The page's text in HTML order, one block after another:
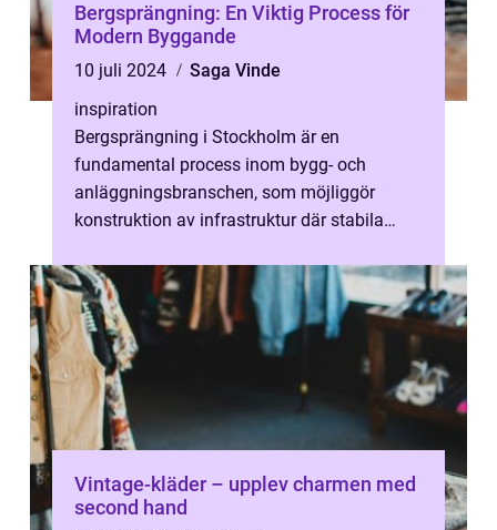
Bergsprängning: En Viktig Process för
Modern Byggande
10 juli 2024
Saga Vinde
inspiration
Bergsprängning i Stockholm är en
fundamental process inom bygg- och
anläggningsbranschen, som möjliggör
konstruktion av infrastruktur där stabila
Vintage-kläder – upplev charmen med
second hand